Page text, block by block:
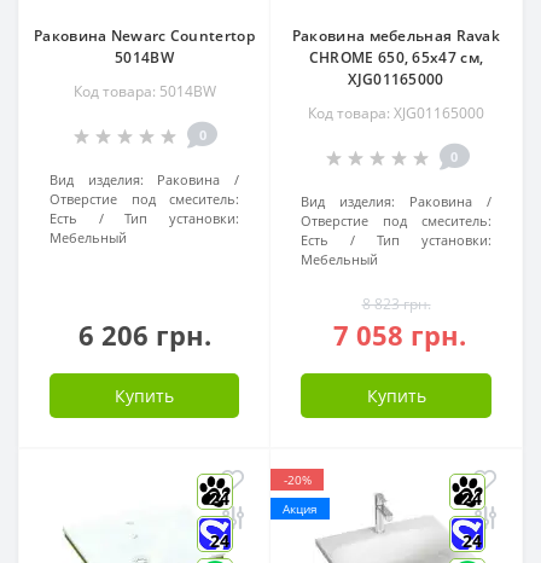
Раковина Newarc Countertop
5014BW
Код товара: 5014BW
0
Вид изделия:
Раковина
Отверстие под смеситель:
Есть
Тип установки:
Мебельный
6 206 грн.
Купить
Раковина мебельная Ravak
CHROME 650, 65x47 см,
XJG01165000
Код товара: XJG01165000
0
Вид изделия:
Раковина
Отверстие под смеситель:
Есть
Тип установки:
Мебельный
8 823 грн.
7 058 грн.
Купить
24
24
-20%
Акция
24
24